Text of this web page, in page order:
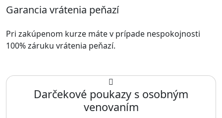
Garancia vrátenia peňazí
Pri zakúpenom kurze máte v prípade nespokojnosti
100% záruku vrátenia peňazí.
Darčekové poukazy s osobným
venovaním